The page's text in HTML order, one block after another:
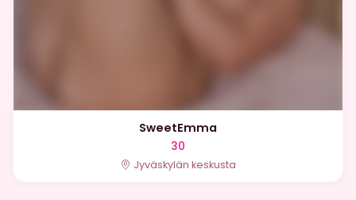
SweetEmma
30
Jyväskylän keskusta